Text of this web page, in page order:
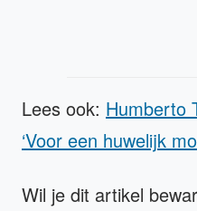
Lees ook: Humberto
‘Voor een huwelijk
Wil je dit artikel